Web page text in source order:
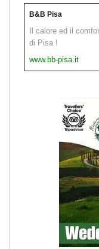
B&B Pisa
Il calore ed il
di Pisa !
www.bb-pisa.it